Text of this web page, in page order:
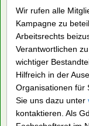
Professur das
Fachbereichsrat
Stellungnahmen
Sozialökonomie
Bedeutung
für
bekräftigen, dafür